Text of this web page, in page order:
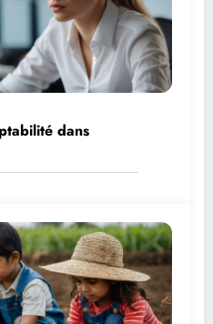
dans